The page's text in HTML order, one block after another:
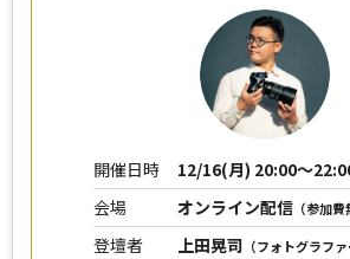
開催日時
12/16(月) 20:00～
会場
オンライン配信（参加費
登壇者 上田晃司 （フォトグラフ